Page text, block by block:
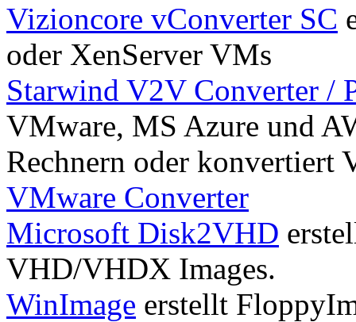
Vizioncore vConverter SC
oder XenServer VMs
Starwind V2V Converter /
VMware, MS Azure und
Rechnern oder konvertiert
VMware Converter
Microsoft Disk2VHD
VHD/VHDX Images.
WinImage erstellt